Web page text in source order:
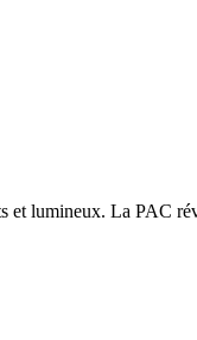
et lumineux. La PAC